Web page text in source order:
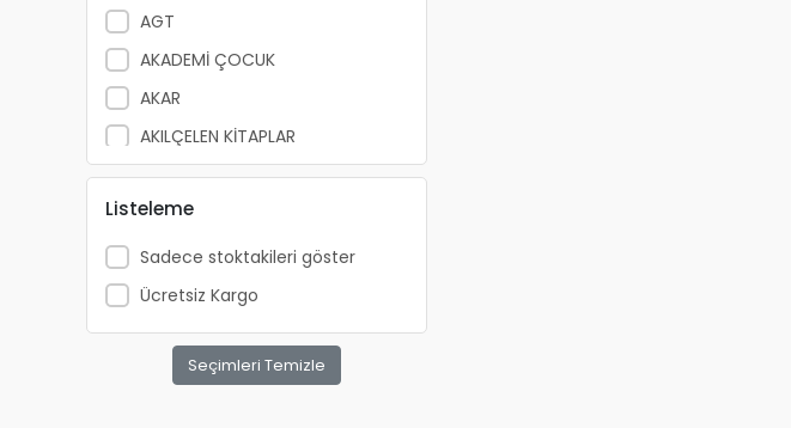
AGT
AKADEMİ ÇOCUK
AKAR
AKILÇELEN KİTAPLAR
ALEMDAR
ALEX SCHOELLER
ALFA YAYINLARI
ALPİNO
ALTIN KİTAP
Listeleme
Sadece stoktakileri göster
Ücretsiz Kargo
Seçimleri Temizle